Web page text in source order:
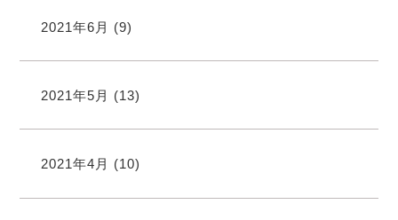
2021年6月 (9)
2021年5月 (13)
2021年4月 (10)